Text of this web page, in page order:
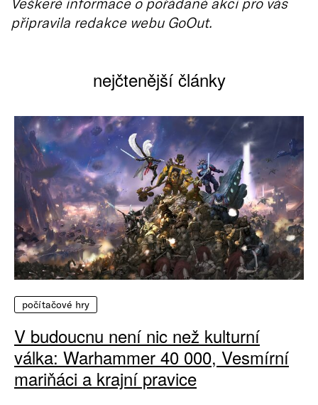
připravila redakce webu GoOut.
nejčtenější články
počítačové hry
V budoucnu není nic než kulturní
válka: Warhammer 40 000, Vesmírní
mariňáci a krajní pravice